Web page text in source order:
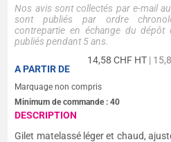
Nos avis sont collectés par e-mail
sont publiés par ordre
contrepartie en échange du dépôt
publiés pendant 5 ans.
14,58CHF HT |
A PARTIR DE
Marquage non compris
Minimum de commande :40
DESCRIPTION
Gilet matelassé léger et chaud,